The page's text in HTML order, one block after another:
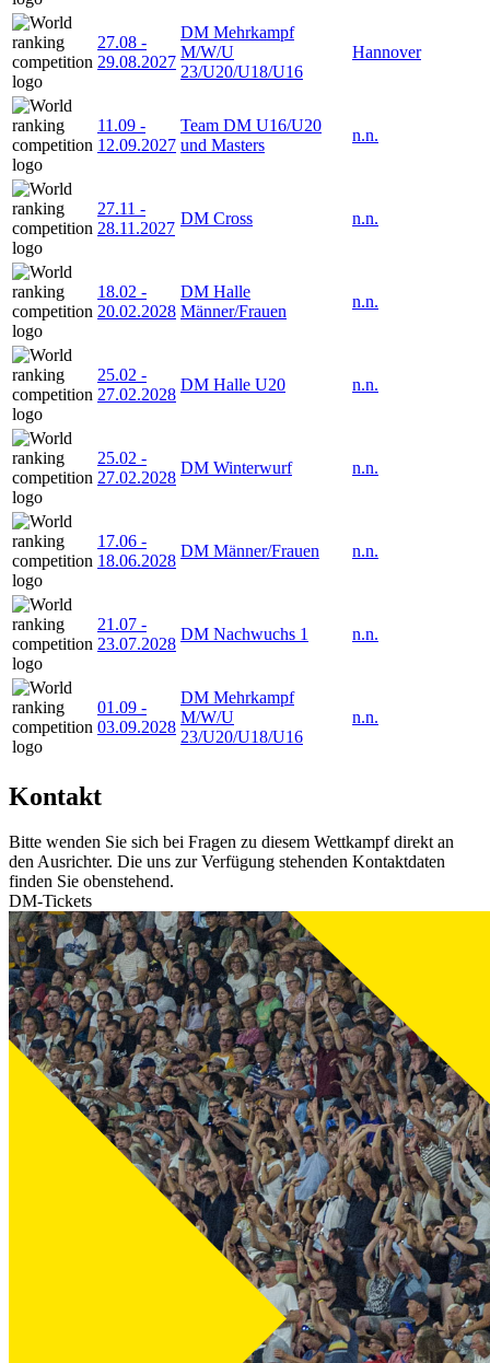
27.08 -
29.08.2027
DM Mehrkampf
M/W/U
23/U20/U18/U16
Hannover
11.09 -
12.09.2027
Team DM U16/U20
und Masters
n.n.
27.11 -
28.11.2027
DM Cross n.n.
18.02 -
20.02.2028
DM Halle
Männer/Frauen
n.n.
25.02 -
27.02.2028
DM Halle U20 n.n.
25.02 -
27.02.2028
DM Winterwurf n.n.
17.06 -
18.06.2028
DM Männer/Frauen n.n.
21.07 -
23.07.2028
DM Nachwuchs 1 n.n.
01.09 -
03.09.2028
DM Mehrkampf
M/W/U
23/U20/U18/U16
n.n.
Kontakt
Bitte wenden Sie sich bei Fragen zu diesem Wettkampf direkt an
den Ausrichter. Die uns zur Verfügung stehenden Kontaktdaten
finden Sie obenstehend.
DM-Tickets